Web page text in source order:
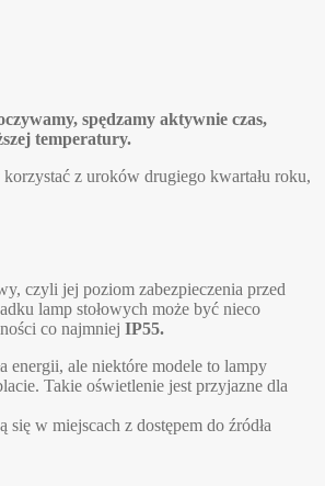
spędzamy aktywnie czas,
temperatury.
z uroków drugiego kwartału roku,
czyli jej poziom zabezpieczenia przed
lamp stołowych może być nieco
co najmniej IP55.
energii, ale niektóre modele to lampy
Takie oświetlenie jest przyjazne dla
w miejscach z dostępem do źródła